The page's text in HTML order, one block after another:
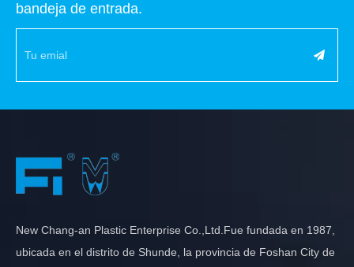
bandeja de entrada.
New Chang-an Plastic Enterprise Co.,Ltd.Fue fundada en 1987,
ubicada en el distrito de Shunde, la provincia de Foshan City de